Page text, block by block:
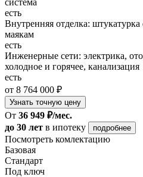
есть
Внутренняя отделка:
маякам
есть
Инженерные сети: электрика,
холодное и горячее, канализация
есть
от 8 764 000 ₽
Узнать точную цену
От 36 949 ₽/мес.
до 30 лет в ипотеку подробнее
Посмотреть комлектацию
Базовая
Стандарт
Под ключ